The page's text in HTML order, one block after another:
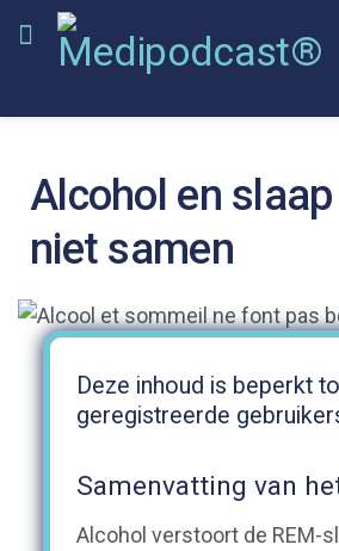
Alcohol en
niet samen
Deze inhoud is beperkt
geregistreerde
Samenvatting van
Alcohol verstoort de REM-